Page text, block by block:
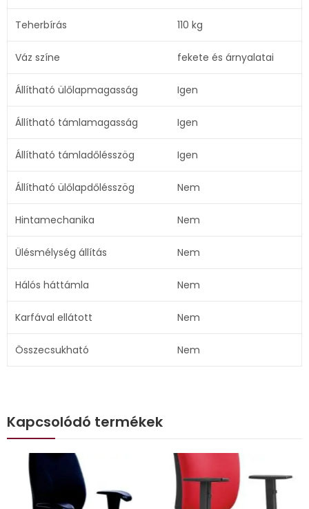
Teherbírás 110 kg
Váz színe fekete és árnyalatai
Állítható ülőlapmagasság Igen
Állítható támlamagasság Igen
Állítható támladőlésszög Igen
Állítható ülőlapdőlésszög Nem
Hintamechanika Nem
Ülésmélység állítás Nem
Hálós háttámla Nem
Karfával ellátott Nem
Összecsukható Nem
Kapcsolódó termékek